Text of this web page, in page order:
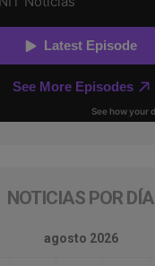
NOTICIAS POR DÍA
agosto 2026